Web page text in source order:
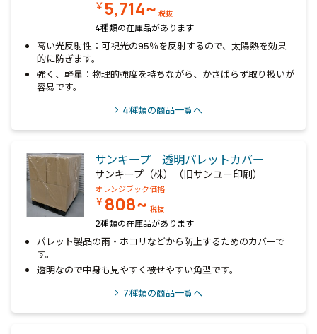
￥5,714~ 税抜
4種類の在庫品があります
高い光反射性：可視光の95％を反射するので、太陽熱を効果
的に防ぎます。
強く、軽量：物理的強度を持ちながら、かさばらず取り扱いが
容易です。
4種類の商品一覧へ
サンキープ 透明パレットカバー
サンキープ（株）（旧サンユー印刷）
オレンジブック価格
￥ 808~ 税抜
2種類の在庫品があります
パレット製品の雨・ホコリなどから防止するためのカバーで
す。
透明なので中身も見やすく被せやすい角型です。
7種類の商品一覧へ